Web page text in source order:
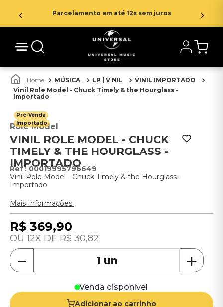
Parcelamento em até 12x sem juros
MÚSICA LP | VINIL
VINIL IMPORTADO
Vinil Role Model - Chuck Timely & the Hourglass -
Importado
Pré-Venda
Importado
Role Model
VINIL ROLE MODEL - CHUCK
TIMELY & THE HOURGLASS -
IMPORTADO
: 00019995796649
Vinil Role Model - Chuck Timely & the Hourglass -
Importado
Mais Informações.
R$ 369,90
12 R$ 30,82
＋
－
Venda disponível
Adicionar ao carrinho